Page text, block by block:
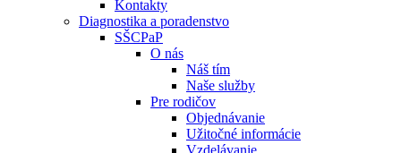
Kontakty
Diagnostika a poradenstvo
SŠCPaP
O nás
Náš tím
Naše služby
Pre rodičov
Objednávanie
Užitočné informácie
Vzdelávanie